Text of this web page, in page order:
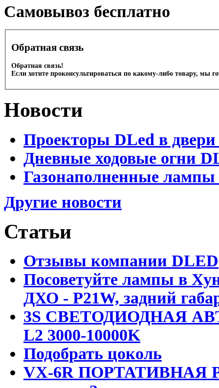
Cамовывоз бесплатно
Обратная связь
Обратная связь!
Если хотите проконсультироваться по какому-либо товару, мы
Новости
Проекторы DLed в
Дневные ходовые огни
Газонаполненные
Другие новости
Статьи
Отзывы компании DLED
Посоветуйте лампы в
ДХО - P21W, задний
3S СВЕТОДИОДНАЯ
L2 3000-10000K
Подобрать цоколь
VX-6R ПОРТАТИВНАЯ